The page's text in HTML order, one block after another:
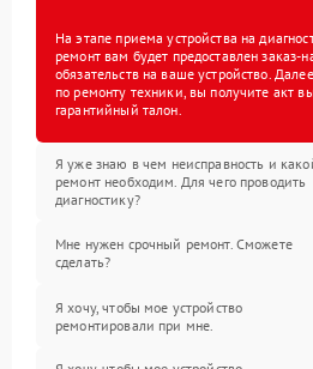
На этапе приема устройства на
ремонт вам будет предоставлен заказ-
обязательств на ваше устройство.
по ремонту техники, вы получите акт
гарантийный талон.
Я уже знаю в чем неисправность и
ремонт необходим. Для чего проводить
диагностику?
Мне нужен срочный ремонт. Сможете
сделать?
Я хочу, чтобы мое устройство
ремонтировали при мне.